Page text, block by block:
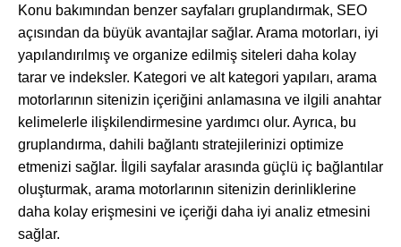
Konu bakımından benzer sayfaları gruplandırmak, SEO
açısından da büyük avantajlar sağlar. Arama motorları, iyi
yapılandırılmış ve organize edilmiş siteleri daha kolay
tarar ve indeksler. Kategori ve alt kategori yapıları, arama
motorlarının sitenizin içeriğini anlamasına ve ilgili anahtar
kelimelerle ilişkilendirmesine yardımcı olur. Ayrıca, bu
gruplandırma, dahili bağlantı stratejilerinizi optimize
etmenizi sağlar. İlgili sayfalar arasında güçlü iç bağlantılar
oluşturmak, arama motorlarının sitenizin derinliklerine
daha kolay erişmesini ve içeriği daha iyi analiz etmesini
sağlar.